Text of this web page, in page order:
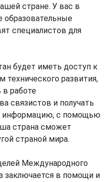
стране. У вас в
образовательные
специалистов для
будет иметь доступ к
развития,
в работе
связистов и получать
информацию, с помощью
страна сможет
страной мира.
Международного
заключается в помощи и